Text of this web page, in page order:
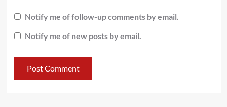
Notify me of follow-up comments by email.
Notify me of new posts by email.